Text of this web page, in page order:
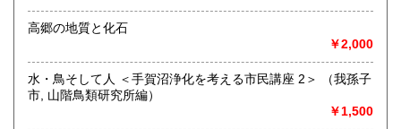
沖縄県
メールアドレス【book@koshofujiwarashoten.com】
※販売書籍につきまして【お電話でのお問い合わせ】は、現
(お電話折返しでのご対応となります)
沿線名：JR中央線・総武線・東京メトロ丸ノ内線
高郷の地質と化石
￥2,000
水・鳥そして人 ＜手賀沼浄化を考える市民講座 2＞ （我孫子
市, 山階鳥類研究所編）
￥1,500